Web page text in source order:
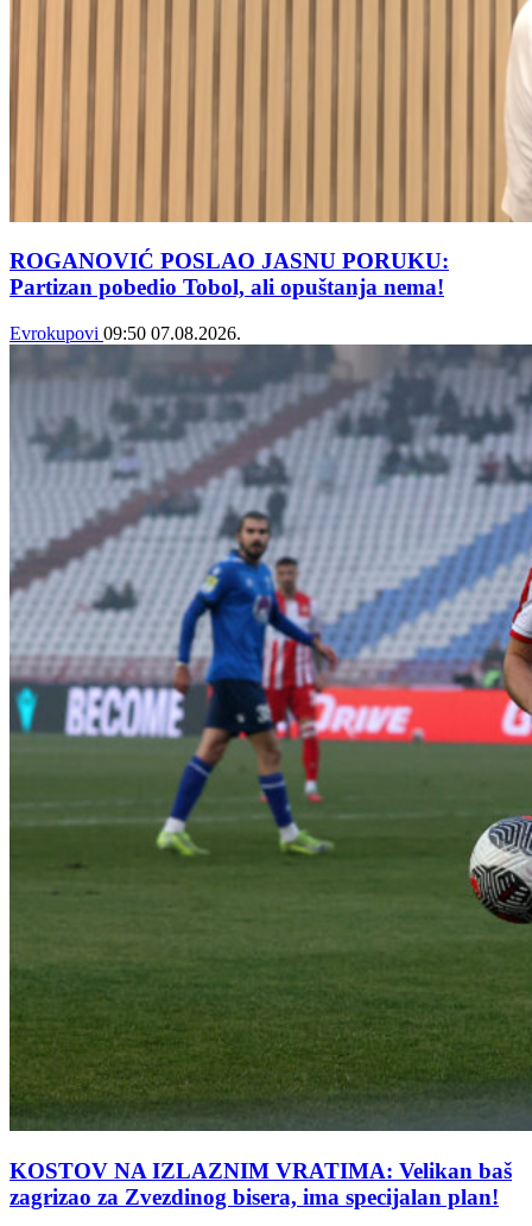
ROGANOVIĆ POSLAO JASNU PORUKU:
Partizan pobedio Tobol, ali opuštanja nema!
Evrokupovi 09:50 07.08.2026.
KOSTOV NA IZLAZNIM VRATIMA: Velikan baš
zagrizao za Zvezdinog bisera, ima specijalan plan!